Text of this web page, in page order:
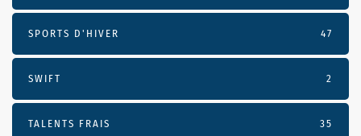
SPORTS D'HIVER 47
SWIFT 2
TALENTS FRAIS 35